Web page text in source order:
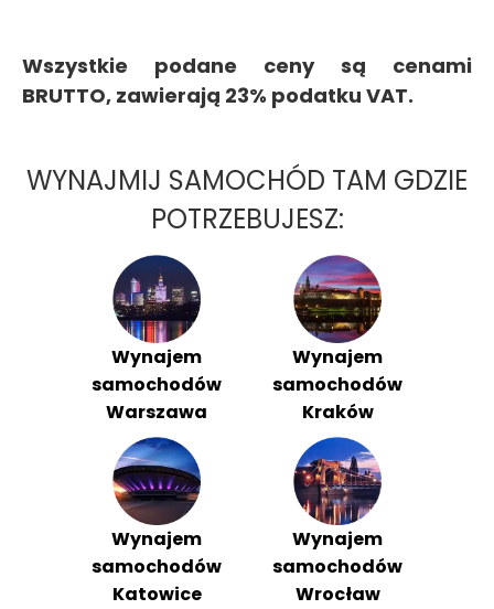
Wszystkie podane ceny są cenami
BRUTTO, zawierają 23% podatku VAT.
WYNAJMIJ SAMOCHÓD TAM GDZIE
POTRZEBUJESZ:
Wynajem
samochodów
Warszawa
Wynajem
samochodów
Kraków
Wynajem
samochodów
Katowice
Wynajem
samochodów
Wrocław